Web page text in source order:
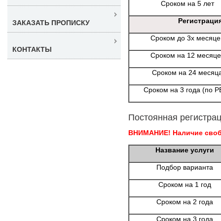
Сроком на 5 лет
Сроком до 3х
Сроком на 12
Сроком на 24
Сроком на 3 года (по
Постоянная
ВНИМАНИЕ! Наличие
Название услуги
Подбор варианта
Сроком на 1 год
Сроком на 2 года
Сроком на 3 года
ЗАКАЗАТЬ ПРОПИСКУ
КОНТАКТЫ